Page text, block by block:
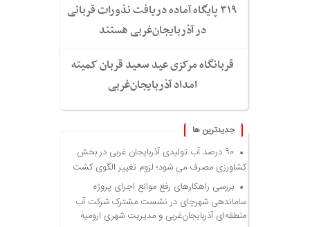
۳۱۹ پایگاه آماده دریافت نذورات قربانی
در آذربایجان‌غربی هستند
قربانگاه مرکزی عید سعید قربان کمیته
امداد آذربایجان‌غربی
جديدترين ها
۹۰ درصد آب تولیدی آذربایجان غربی در بخش
کشاورزی مصرف می شود؛ لزوم تغییر الگوی کشت
بررسی راهکارهای رفع موانع اجرای پروژه
ساماندهی شهرچای در نشست مشترک شرکت آب
منطقه‌ای آذربایجان‌غربی و مدیریت شهری ارومیه